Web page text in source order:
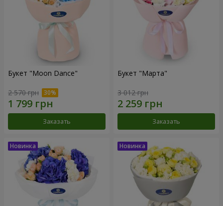
Букет "Moon Dance"
2 570 грн
Заказать
Букет "Марта"
3 012 грн
Заказать